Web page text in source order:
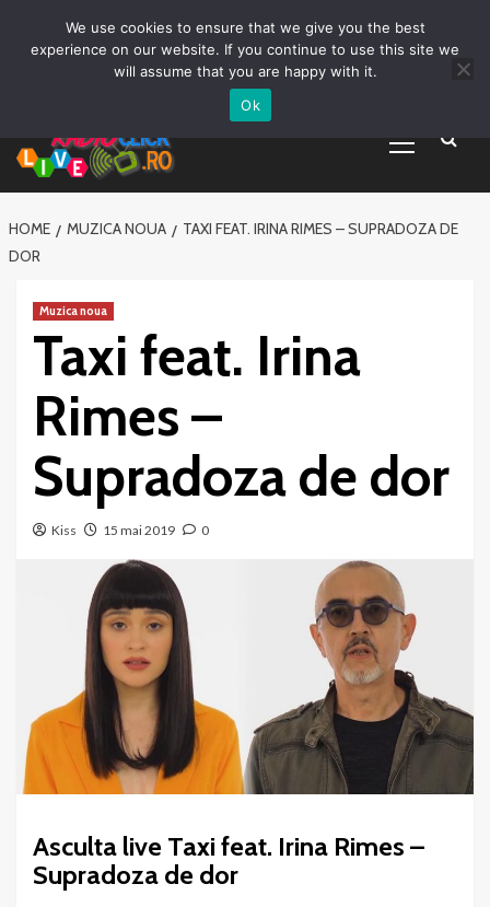
Promovare Artisti noi
Vrei sa fii DJ?
Menu
HOME MUZICA NOUA
TAXI FEAT. IRINA RIMES – SUPRADOZA DE
DOR
Muzica noua
Taxi feat. Irina
Rimes –
Supradoza de dor
Kiss 15 mai 2019 0
Asculta live Taxi feat. Irina Rimes –
Supradoza de dor
We use cookies to ensure that we give you the best
experience on our website. If you continue to use this site we
will assume that you are happy with it.
Ok